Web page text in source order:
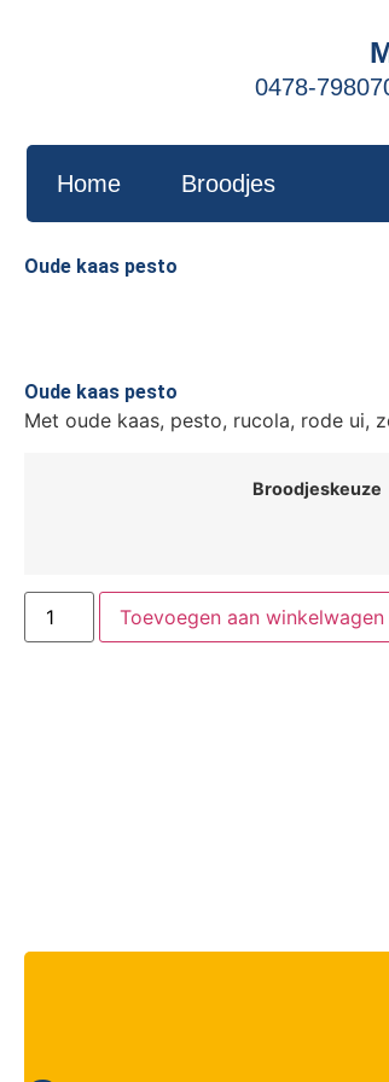
0478-
Home Broodjes
Oude kaas pesto
Oude kaas pesto
Met oude kaas, pesto, rucola, rode ui,
Broodjeskeuze
Toevoegen aan winkelwagen